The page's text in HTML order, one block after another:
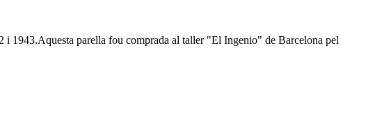
i 1943.Aquesta parella fou comprada al taller "El Ingenio" de Barcelona pel